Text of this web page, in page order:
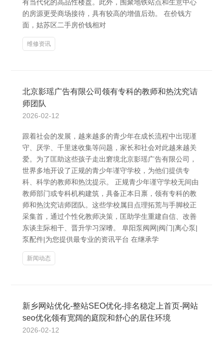
有当代化的高品性楼盘。此外，围聚地铁站点和生意中心
的房源更受商场接待，具有较高的增值后劲。 在价钱方
面，姑苏区二手房价钱相对
维修资讯
北京影瑶广告有限公司领有专科的教师和热沈究诘
师团队
2026-02-12
跟着社会的发展，越来越多的青少年在成长流程中出现谨
守、厌学、千里迷收集等问题，家长和社会对此越来越关
爱。为了匡助这些孩子走出窘境北京影瑶广告有限公司，
世界多地开设了正规的青少年谨守学校，为他们提供专
科、科学的教师和热沈提示。 正规青少年谨守学校无间由
教师部门或专科机构建筑，具备正本日禀，领有专科的教
师和热沈究诘师团队。这些学校属目点理拓荒与手脚校正
采集首，通过个性化教师决策，匡助学生重建自信、改善
东谈主际相干、晋升学习深嗜。 阜阳泵阀网|阀门|离心泵|
泵配件|为您提供最专业的资讯平台 在继承学
新闻动态
新乡网站优化-整站SEO优化-排名稳定上首页-网站
seo优化领有宽阔的庭院和舒心的居住环境
2026-02-12